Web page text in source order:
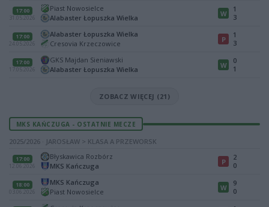
17:00
31.05.2026
Piast Nowosielce
Alabaster Łopuszka Wielka
W
1
3
17:00
24.05.2026
Alabaster Łopuszka Wielka
Cresovia Krzeczowice
P
1
3
17:00
17.05.2026
GKS Majdan Sieniawski
Alabaster Łopuszka Wielka
W
0
1
ZOBACZ WIĘCEJ (21)
MKS KAŃCZUGA - OSTATNIE MECZE
2025/2026 · JAROSŁAW > KLASA A PRZEWORSK
17:00
12.06.2026
Błyskawica Rozbórz
MKS Kańczuga
P
2
0
18:00
03.06.2026
MKS Kańczuga
Piast Nowosielce
W
9
0